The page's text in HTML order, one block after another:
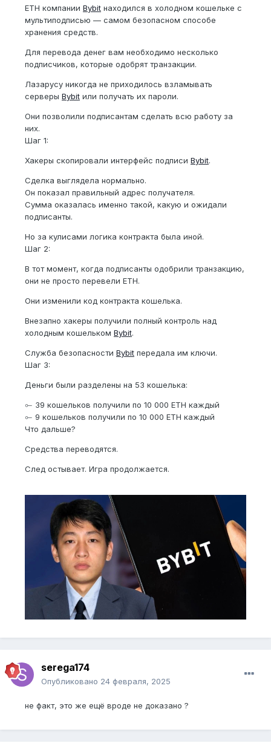
ETH компании Bybit находился в холодном кошельке с
мультиподписью — самом безопасном способе
хранения средств.
Для перевода денег вам необходимо несколько
подписчиков, которые одобрят транзакции.
Лазарусу никогда не приходилось взламывать
серверы Bybit или получать их пароли.
Они позволили подписантам сделать всю работу за
них.
Шаг 1:
Хакеры скопировали интерфейс подписи Bybit.
Сделка выглядела нормально.
Он показал правильный адрес получателя.
Сумма оказалась именно такой, какую и ожидали
подписанты.
Но за кулисами логика контракта была иной.
Шаг 2:
В тот момент, когда подписанты одобрили транзакцию,
они не просто перевели ETH.
Они изменили код контракта кошелька.
Внезапно хакеры получили полный контроль над
холодным кошельком Bybit.
Служба безопасности Bybit передала им ключи.
Шаг 3:
Деньги были разделены на 53 кошелька:
⟜ 39 кошельков получили по 10 000 ETH каждый
⟜ 9 кошельков получили по 10 000 ETH каждый
Что дальше?
Средства переводятся.
След остывает. Игра продолжается.
serega174
Опубликовано 24 февраля, 2025
не факт, это же ещё вроде не доказано ?